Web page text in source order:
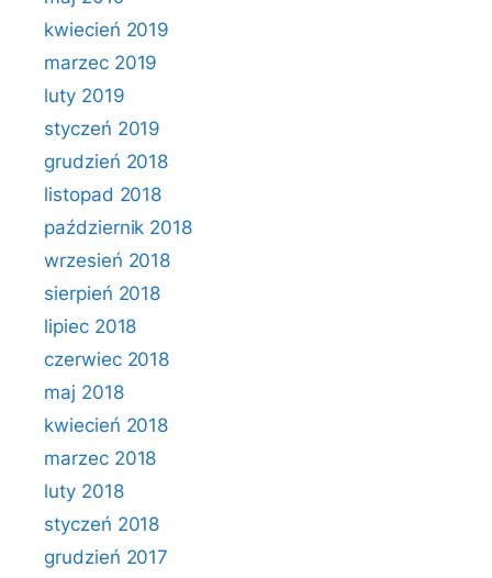
kwiecień 2019
marzec 2019
luty 2019
styczeń 2019
grudzień 2018
listopad 2018
październik 2018
wrzesień 2018
sierpień 2018
lipiec 2018
czerwiec 2018
maj 2018
kwiecień 2018
marzec 2018
luty 2018
styczeń 2018
grudzień 2017